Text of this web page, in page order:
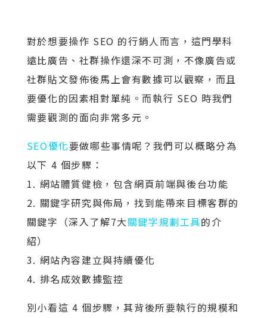
對於想要操作 SEO 的行銷人而言，這門學科
遠比廣告、社群操作還深不可測，不像廣告或
社群貼文發佈後馬上會有數據可以觀察，而且
要優化的因素相對單純。而執行 SEO 時我們
需要觀測的面向非常多元。
SEO優化要做哪些事情呢？我們可以概略分為
以下 4 個步驟：
1. 網站體質健檢，包含網頁前端與後台功能
2. 關鍵字研究與佈局，找到能帶來目標客群的
關鍵字（深入了解7大關鍵字規劃工具的介
紹）
3. 網站內容建立與持續優化
4. 排名成效數據監控
別小看這 4 個步驟，其背後所要執行的規模和